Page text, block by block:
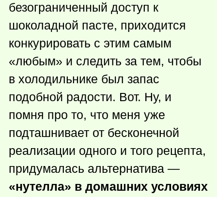
безограниченный доступ к
шоколадной пасте, приходится
конкурировать с этим самым
«любым» и следить за тем, чтобы
в холодильнике был запас
подобной радости. Вот. Ну, и
помня про то, что меня уже
подташнивает от бесконечной
реализации одного и того рецепта,
придумалась альтернатива —
«нутелла» в домашних условиях